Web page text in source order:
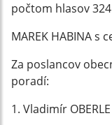
počtom hlasov 324
MAREK HABINA s
Za poslancov
poradí:
1. Vladimír